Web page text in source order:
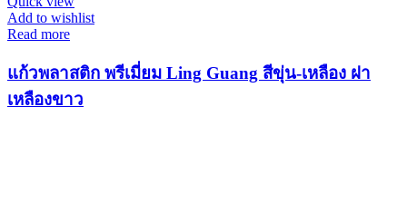
Add to wishlist
Read more
แก้วพลาสติก พรีเมี่ยม Ling Guang สีขุ่น-เหลือง ฝา
เหลืองขาว